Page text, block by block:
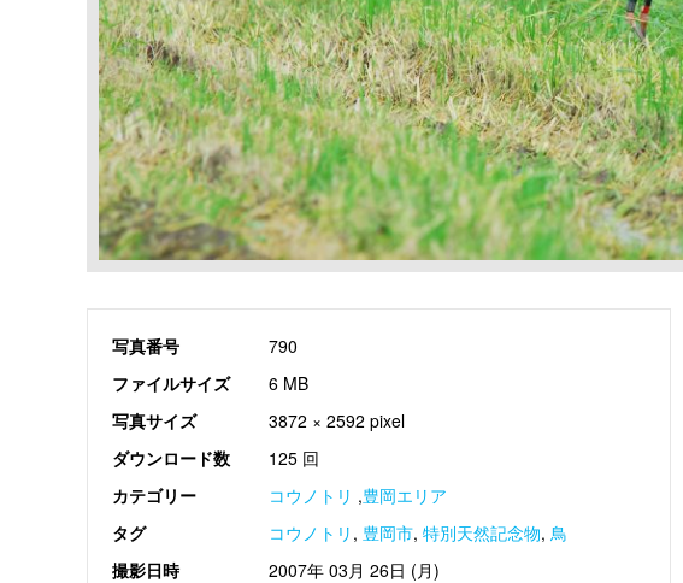
写真番号
790
ファイルサイズ
6 MB
写真サイズ
3872 × 2592 pixel
ダウンロード数
125 回
カテゴリー
コウノトリ ,豊岡エリア
タグ
コウノトリ , 豊岡市, 特別天然記念物, 鳥
撮影日時
2007年 03月 26日 (月)